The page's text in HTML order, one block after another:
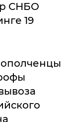
СНБО
19